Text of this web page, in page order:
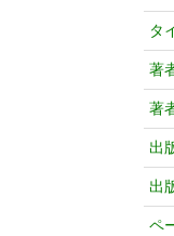
タ
著
著
出
出
ペ